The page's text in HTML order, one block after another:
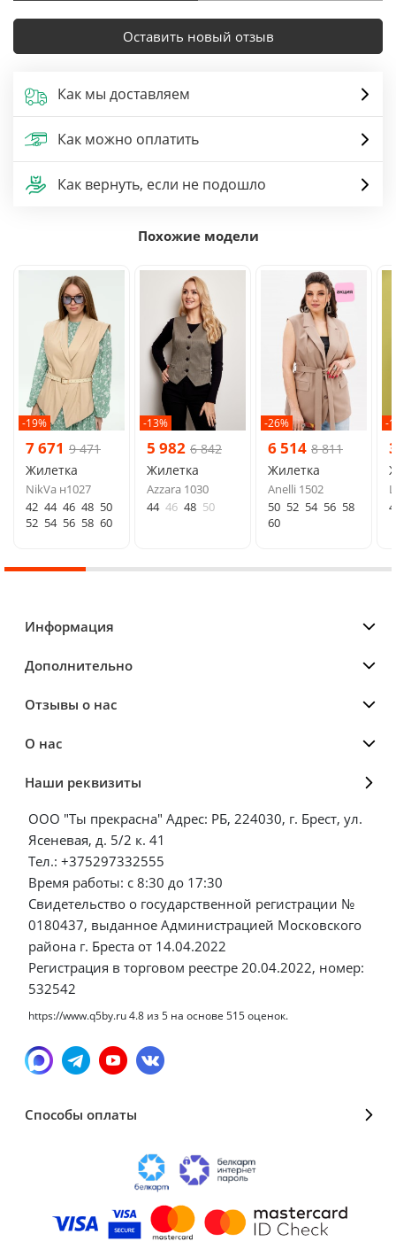
Оставить новый отзыв
Как мы доставляем
Как можно оплатить
Как вернуть, если не подошло
Похожие модели
-19%
7 671 9 471
Жилетка
NikVa н1027
42 44 46 48 50
52 54 56 58 60
-13%
5 982 6 842
Жилетка
Azzara 1030
44 46 48 50
-26%
6 514 8 811
Жилетка
Anelli 1502
50 52 54 56 58
60
-
Информация
Дополнительно
Отзывы о нас
О нас
Наши реквизиты
ООО "Ты прекрасна" Адрес: РБ, 224030, г. Брест, ул.
Ясеневая, д. 5/2 к. 41
Тел.: +375297332555
Время работы: с 8:30 до 17:30
Свидетельство о государственной регистрации №
0180437, выданное Администрацией Московского
района г. Бреста от 14.04.2022
Регистрация в торговом реестре 20.04.2022, номер:
532542
https://www.q5by.ru4.8 из5 на основе 515оценок.
Способы оплаты